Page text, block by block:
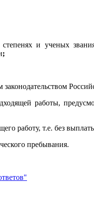
и ученых
;
работы,
работу, т.е. без
пребывания.